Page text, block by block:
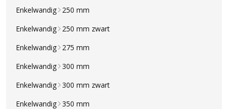
Enkelwandig
250 mm
Enkelwandig
250 mm zwart
Enkelwandig
275 mm
Enkelwandig 300 mm
Enkelwandig 300 mm zwart
Enkelwandig 350 mm